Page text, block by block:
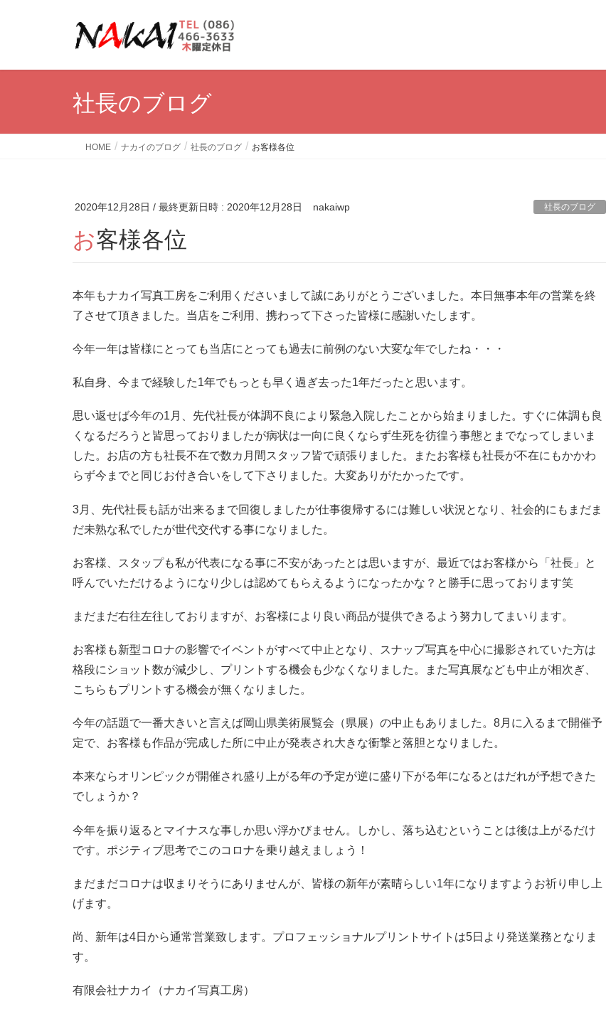
社長のブログ
HOME ナカイのブログ 社長のブログ お客様各位
2020年12月28日 / 最終更新日時 : 2020年12月28日 nakaiwp 社長のブログ
お客様各位
本年もナカイ写真工房をご利用くださいまして誠にありがとうございました。本日無事本年の営業を終
了させて頂きました。当店をご利用、携わって下さった皆様に感謝いたします。
今年一年は皆様にとっても当店にとっても過去に前例のない大変な年でしたね・・・
私自身、今まで経験した1年でもっとも早く過ぎ去った1年だったと思います。
思い返せば今年の1月、先代社長が体調不良により緊急入院したことから始まりました。すぐに体調も良
くなるだろうと皆思っておりましたが病状は一向に良くならず生死を彷徨う事態とまでなってしまいま
した。お店の方も社長不在で数カ月間スタッフ皆で頑張りました。またお客様も社長が不在にもかかわ
らず今までと同じお付き合いをして下さりました。大変ありがたかったです。
3月、先代社長も話が出来るまで回復しましたが仕事復帰するには難しい状況となり、社会的にもまだま
だ未熟な私でしたが世代交代する事になりました。
お客様、スタップも私が代表になる事に不安があったとは思いますが、最近ではお客様から「社長」と
呼んでいただけるようになり少しは認めてもらえるようになったかな？と勝手に思っております笑
まだまだ右往左往しておりますが、お客様により良い商品が提供できるよう努力してまいります。
お客様も新型コロナの影響でイベントがすべて中止となり、スナップ写真を中心に撮影されていた方は
格段にショット数が減少し、プリントする機会も少なくなりました。また写真展なども中止が相次ぎ、
こちらもプリントする機会が無くなりました。
今年の話題で一番大きいと言えば岡山県美術展覧会（県展）の中止もありました。8月に入るまで開催予
定で、お客様も作品が完成した所に中止が発表され大きな衝撃と落胆となりました。
本来ならオリンピックが開催され盛り上がる年の予定が逆に盛り下がる年になるとはだれが予想できた
でしょうか？
今年を振り返るとマイナスな事しか思い浮かびません。しかし、落ち込むということは後は上がるだけ
です。ポジティブ思考でこのコロナを乗り越えましょう！
まだまだコロナは収まりそうにありませんが、皆様の新年が素晴らしい1年になりますようお祈り申し上
げます。
尚、新年は4日から通常営業致します。プロフェッショナルプリントサイトは5日より発送業務となりま
す。
有限会社ナカイ（ナカイ写真工房）